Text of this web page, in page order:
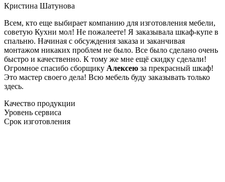
Кристина Шатунова
Всем, кто еще выбирает компанию для изготовления мебели,
советую Кухни мол! Не пожалеете! Я заказывала шкаф-купе в
спальню. Начиная с обсуждения заказа и заканчивая
монтажом никаких проблем не было. Все было сделано очень
быстро и качественно. К тому же мне ещё скидку сделали!
Огромное спасибо сборщику Алексею за прекрасный шкаф!
Это мастер своего дела! Всю мебель буду заказывать только
здесь.
Качество продукции
Уровень сервиса
Срок изготовления